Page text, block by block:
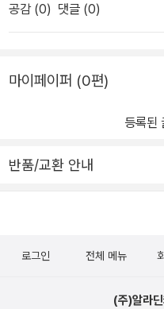
공감 (0) 댓글 (0)
마이페이퍼 (0편)
등록된
반품/교환 안내
로그인 전체 메뉴
(주)알라